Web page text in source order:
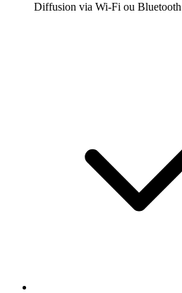
Diffusion via Wi-Fi ou Bluetooth